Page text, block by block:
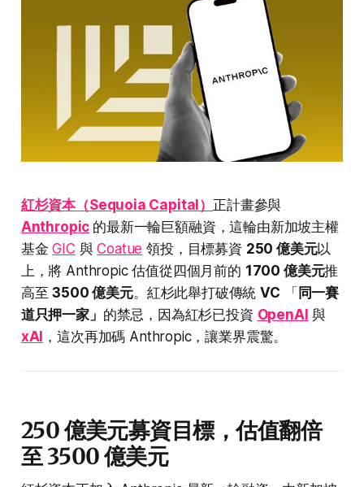
紅杉資本（Sequoia Capital） 正計畫參與
Anthropic 的最新一輪巨額融資，這輪由新加坡主權
基金GIC 與Coatue 領投，目標募資 250 億美元以
上，將 Anthropic 估值從四個月前的 1700 億美元推
高至3500 億美元。紅杉此舉打破傳統VC 「 同一賽
道只押一家」 的禁忌，因為紅杉已投資 OpenAI 與
xAI ，這次再加碼 Anthropic，讓業界震驚。
250 億美元募資目標，估值翻倍
至 3500 億美元